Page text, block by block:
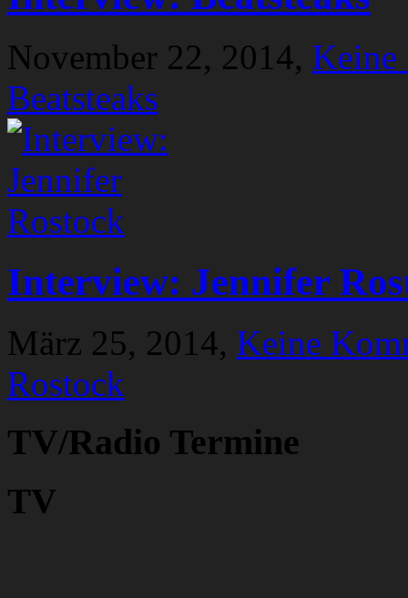
November 22, 2014, Keine
Beatsteaks
Interview: Jennifer
März 25, 2014, Keine
Rostock
TV/Radio Termine
TV